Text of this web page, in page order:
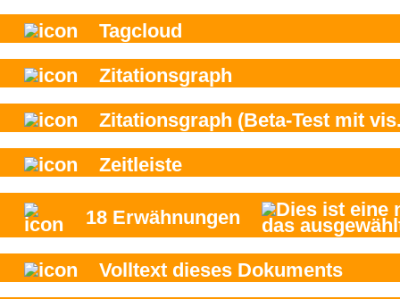
Tagcloud
Zitationsgraph
Zitationsgraph (Beta-Test mit
Zeitleiste
18 Erwähnungen
Volltext dieses Dokuments